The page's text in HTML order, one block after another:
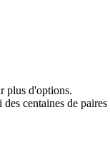
plus d'options.
centaines de paires